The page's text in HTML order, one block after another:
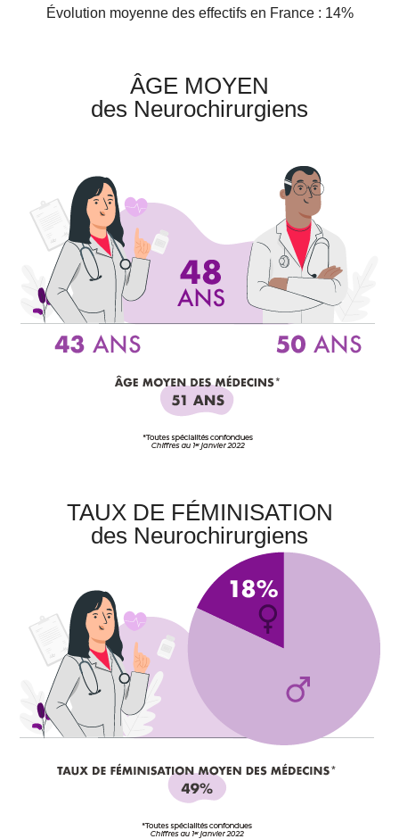
Évolution moyenne des effectifs en France : 14%
ÂGE MOYEN
des Neurochirurgiens
TAUX DE FÉMINISATION
des Neurochirurgiens